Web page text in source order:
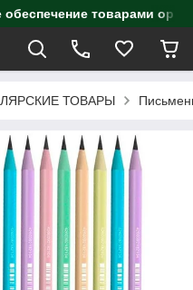
обеспечение товарами
ТОВАРЫ